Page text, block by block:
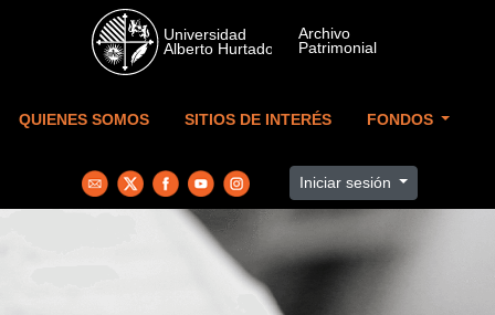
Skip to main content
QUIENES SOMOS SITIOS DE INTERÉS FONDOS
Iniciar sesión